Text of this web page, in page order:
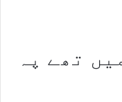
تھے پہ